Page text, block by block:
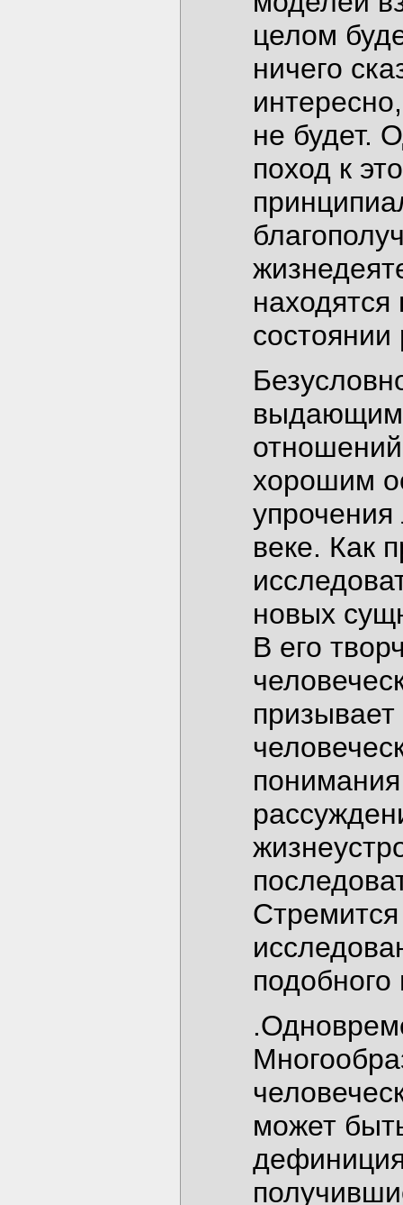
целом
ничего
не будет.
поход к
состоянии
хорошим
веке. Как
новых
В его
Стремится
может